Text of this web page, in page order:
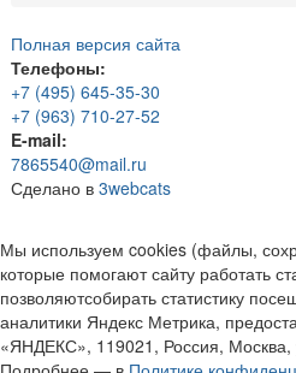
Полная версия сайта
Телефоны:
+7 (495) 645-35-30
+7 (963) 710-27-52
E-mail:
7865540@mail.ru
Сделано в 3webcats
Мы используем cookies (файлы,
которые помогают сайту работать
позволяютсобирать статистику
аналитики Яндекс Метрика,
«ЯНДЕКС», 119021, Россия, Москва,